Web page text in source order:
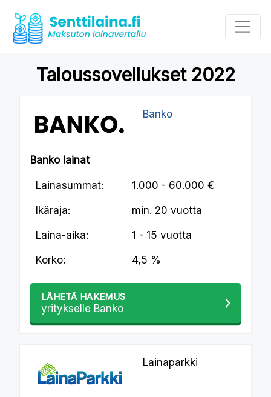
Taloussovellukset 2022
Banko
Banko lainat
Lainasummat: 1.000 - 60.000 €
Ikäraja: min. 20 vuotta
Laina-aika: 1 - 15 vuotta
Korko: 4,5 %
LÄHETÄ HAKEMUS
yritykselle Banko
Lainaparkki